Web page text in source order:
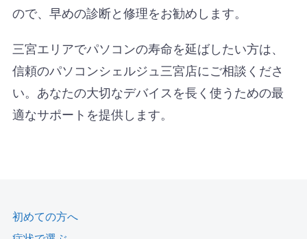
ので、早めの診断と修理をお勧めします。
三宮エリアでパソコンの寿命を延ばしたい方は、
信頼のパソコンシェルジュ三宮店にご相談くださ
い。あなたの大切なデバイスを長く使うための最
適なサポートを提供します。
初めての方へ